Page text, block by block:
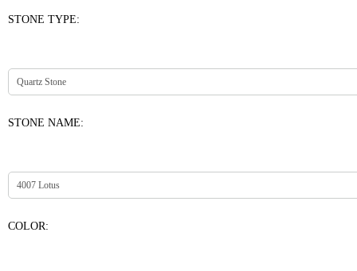
STONE TYPE:
STONE NAME:
COLOR: